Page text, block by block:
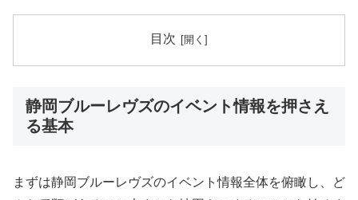
目次
静岡ブルーレヴズのイベント情報を押さえ
る基本
まずは静岡ブルーレヴズのイベント情報全体を俯瞰し、ど